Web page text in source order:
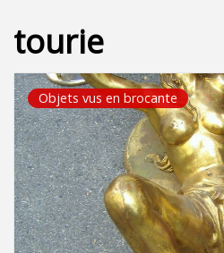
tourie
Objets vus en brocante